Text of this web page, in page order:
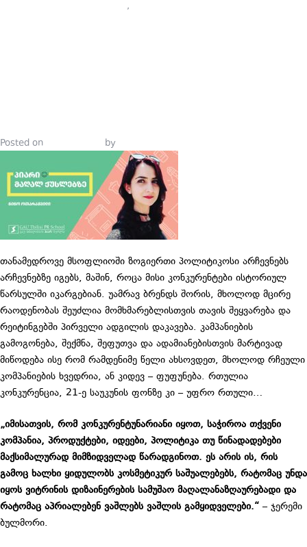
,
Posted on by
თანამედროვე მსოფლიოში ზოგიერთი პოლიტიკოსი არჩევნებს
არჩევნებზე იგებს, მაშინ, როცა მისი კონკურენტები ისტორიულ
წარსულში იკარგებიან. უამრავ ბრენდს შორის, მხოლოდ მცირე
რაოდენობას შეუძლია მომხმარებლისთვის თავის შეყვარება და
რეიტინგებში პირველი ადგილის დაკავება. კამპანიების
გამოგონება, შექმნა, შეფუთვა და ადამიანებისთვის მარტივად
მიწოდება ისე რომ რამდენიმე წელი ახსოვდეთ, მხოლოდ რჩეული
კომპანიების ხვედრია, ან კიდევ – ფუფუნება. რთულია
კონკურენცია, 21-ე საუკუნის ფონზე კი – უფრო რთული…
„იმისათვის, რომ კონკურენტუნარიანი იყოთ, საჭიროა თქვენი
კომპანია, პროდუქტები, იდეები, პოლიტიკა თუ წინადადებები
მაქსიმალურად მიმზიდველად წარადგინოთ. ეს არის ის, რის
გამოც ხალხი ყიდულობს კოსმეტიკურ საშუალებებს, რატომაც უნდა
იყოს ვიტრინის დიზაინერების სამუშაო მაღალანაზღაურებადი და
რატომაც აპრიალებენ ვაშლებს ვაშლის გამყიდველები.“ – ჯერემი
ბულმორი.